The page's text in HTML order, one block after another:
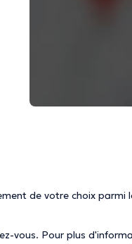
de votre choix parmi
vous. Pour plus